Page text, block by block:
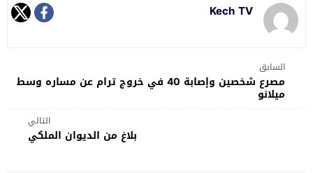
Kech TV
السابق
مصرع شخصين وإصابة 40 في خروج ترام عن مساره وسط
ميلانو
التالي
بلاغ من الديوان الملكي